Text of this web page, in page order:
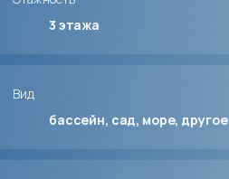
3 этажа
Вид
бассейн, сад, море, другое